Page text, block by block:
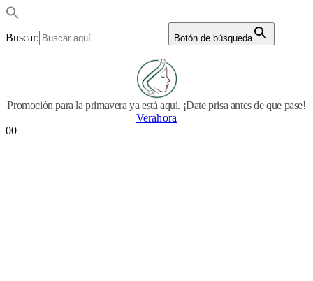
Buscar: Botón de búsqueda
Promoción para la primavera ya está aqui. ¡Date prisa antes de que pase!
Verahora
00